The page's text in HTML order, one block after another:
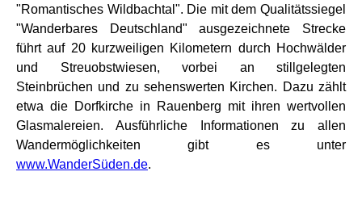
"Romantisches Wildbachtal". Die mit dem Qualitätssiegel
"Wanderbares Deutschland" ausgezeichnete Strecke
führt auf 20 kurzweiligen Kilometern durch Hochwälder
und Streuobstwiesen, vorbei an stillgelegten
Steinbrüchen und zu sehenswerten Kirchen. Dazu zählt
etwa die Dorfkirche in Rauenberg mit ihren wertvollen
Glasmalereien. Ausführliche Informationen zu allen
Wandermöglichkeiten gibt es unter
www.WanderSüden.de.